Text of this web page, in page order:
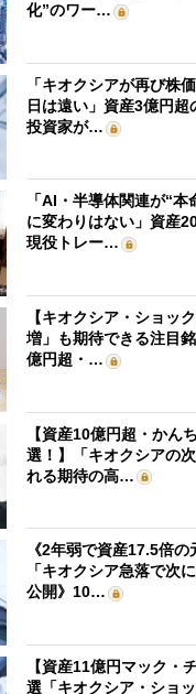
化”のワー…
「キオクシアが再び株
日は遠い」資産3億円超
投資家が…
「AI・半導体関連が“本
に変わりはない」資産
現役トレー…
【キオクシア・ショッ
増」も期待できる注目
億円超・…
【資産10億円超・かん
選！】「キオクシアの
れる期待の高…
《2年弱で資産17.5倍
「キオクシア急落で次
公開》10…
【資産11億円マック・
選「キオクシア・ショ